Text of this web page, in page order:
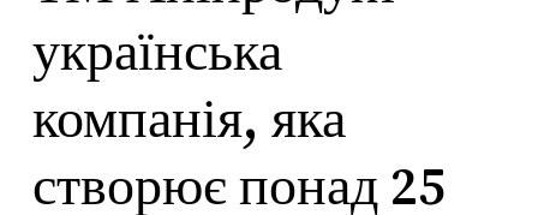
українська
компанія, яка
створює понад 25